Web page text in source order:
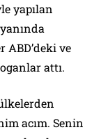
yapılan
ve
attı.
acım. Senin